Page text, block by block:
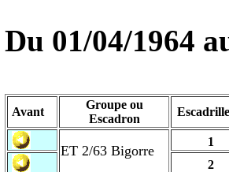
Du 01/04/1964
Avant
Groupe ou
Escadron
ET 2/63 Bigorre
1
2